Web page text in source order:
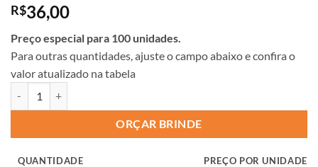
R$36,00
Preço especial para 100 unidades.
Para outras quantidades, ajuste o campo abaixo e confira o
valor atualizado na tabela
ORÇAR BRINDE
QUANTIDADE PREÇO POR UNIDADE